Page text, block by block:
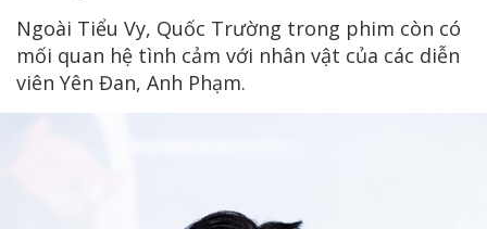
Ngoài Tiểu Vy, Quốc Trường trong phim còn có
mối quan hệ tình cảm với nhân vật của các diễn
viên Yên Đan, Anh Phạm.